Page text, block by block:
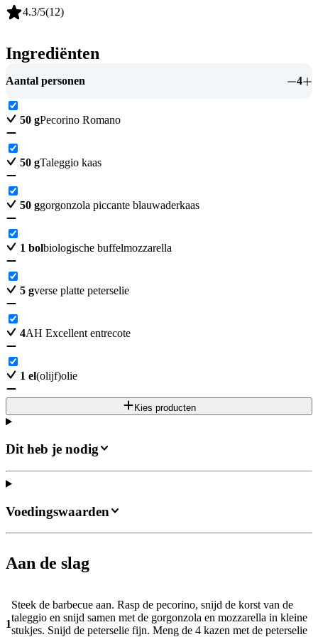
4.3/5(12)
Ingrediënten
Aantal personen 4
50 gPecorino Romano
50 gTaleggio kaas
50 ggorgonzola piccante blauwaderkaas
1 bolbiologische buffelmozzarella
5 gverse platte peterselie
4AH Excellent entrecote
1 el(olijf)olie
Kies producten
Dit heb je nodig
Aan de slag
1
Steek de barbecue aan. Rasp de pecorino, snijd de korst van de
taleggio en snijd samen met de gorgonzola en mozzarella in kleine
stukjes. Snijd de peterselie fijn. Meng de 4 kazen met de peterselie
Voedingswaarden